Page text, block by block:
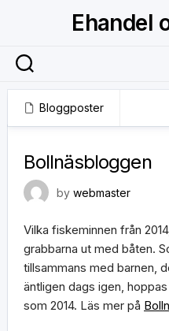
Ehandel
Bloggposter
Bollnäsbloggen
by webmaster
Vilka fiskeminnen från
grabbarna ut med båten.
tillsammans med barnen,
äntligen dags igen,
som 2014. Läs mer på